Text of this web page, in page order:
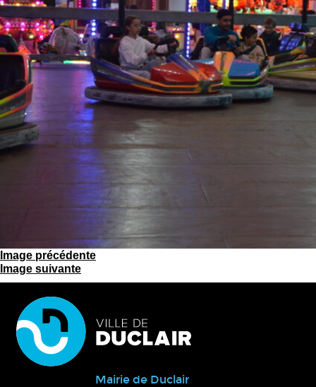
Image précédente
Image suivante
Mairie de Duclair